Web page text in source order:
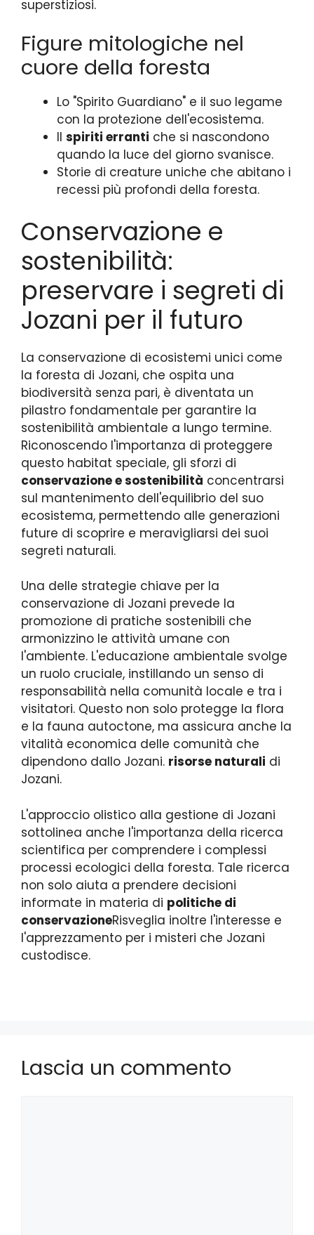
superstiziosi.
Figure mitologiche nel
cuore della foresta
Lo "Spirito Guardiano" e il suo legame
con la protezione dell'ecosistema.
Il spiriti erranti che si nascondono
quando la luce del giorno svanisce.
Storie di creature uniche che abitano i
recessi più profondi della foresta.
Conservazione e
sostenibilità:
preservare i segreti di
Jozani per il futuro
La conservazione di ecosistemi unici come
la foresta di Jozani, che ospita una
biodiversità senza pari, è diventata un
pilastro fondamentale per garantire la
sostenibilità ambientale a lungo termine.
Riconoscendo l'importanza di proteggere
questo habitat speciale, gli sforzi di
conservazione e sostenibilità concentrarsi
sul mantenimento dell'equilibrio del suo
ecosistema, permettendo alle generazioni
future di scoprire e meravigliarsi dei suoi
segreti naturali.
Una delle strategie chiave per la
conservazione di Jozani prevede la
promozione di pratiche sostenibili che
armonizzino le attività umane con
l'ambiente. L'educazione ambientale svolge
un ruolo cruciale, instillando un senso di
responsabilità nella comunità locale e tra i
visitatori. Questo non solo protegge la flora
e la fauna autoctone, ma assicura anche la
vitalità economica delle comunità che
dipendono dallo Jozani. risorse naturali di
Jozani.
L'approccio olistico alla gestione di Jozani
sottolinea anche l'importanza della ricerca
scientifica per comprendere i complessi
processi ecologici della foresta. Tale ricerca
non solo aiuta a prendere decisioni
informate in materia di politiche di
conservazioneRisveglia inoltre l'interesse e
l'apprezzamento per i misteri che Jozani
custodisce.
Lascia un commento